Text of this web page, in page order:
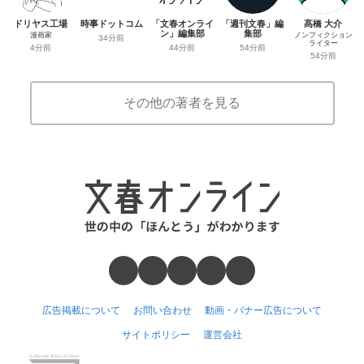
ドリヤス工場
漫画家
4分前
時事ドットコム
34分前
「文春オンライ
ン」編集部
44分前
「週刊文春」編
集部
54分前
髙橋 大介
ノンフィクション
ライター
54分前
その他の著者を見る
広告掲載について お問い合わせ 動画・バナー広告について
サイトポリシー 運営会社